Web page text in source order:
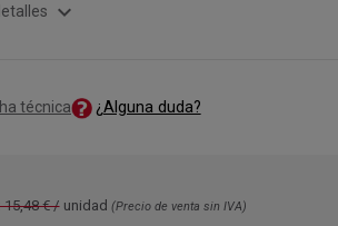
expand_more
técnica ¿Alguna duda?
15,48 € / unidad (Precio de venta sin IVA)